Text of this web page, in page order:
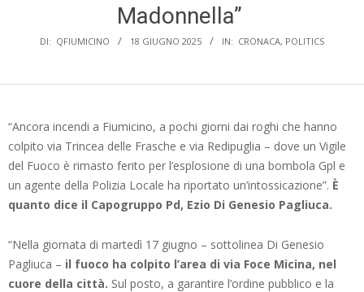
Madonnella”
DI: QFIUMICINO 18 GIUGNO 2025 IN: CRONACA, POLITICS
“Ancora incendi a Fiumicino, a pochi giorni dai roghi che hanno
colpito via Trincea delle Frasche e via Redipuglia – dove un Vigile
del Fuoco è rimasto ferito per l’esplosione di una bombola Gpl e
un agente della Polizia Locale ha riportato un’intossicazione”. È
quanto dice il Capogruppo Pd, Ezio Di Genesio Pagliuca.
“Nella giornata di martedì 17 giugno – sottolinea Di Genesio
Pagliuca – il fuoco ha colpito l’area di via Foce Micina, nel
cuore della città. Sul posto, a garantire l’ordine pubblico e la